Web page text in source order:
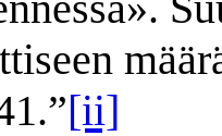
[ii]